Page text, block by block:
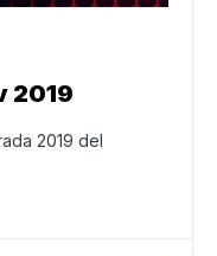
2019
2019 del